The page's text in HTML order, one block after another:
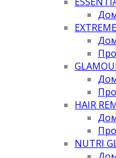
HAIR
NUTRI